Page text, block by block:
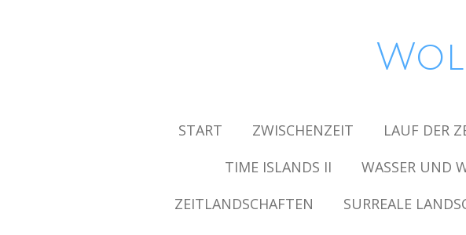
START ZWISCHENZEIT LAUF DER
TIME ISLANDS II
WASSER UND
ZEITLANDSCHAFTEN
SURREALE